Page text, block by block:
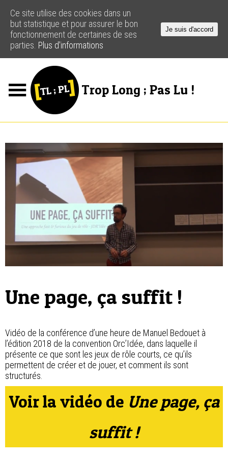
Trop Long ; Pas Lu !
Jeux
Podcasts
Actus
Créateurs
Ressources
Contact
Une page, ça suffit !
Vidéo de la conférence d’une heure de Manuel Bedouet à
l’édition 2018 de la convention Orc’Idée, dans laquelle il
présente ce que sont les jeux de rôle courts, ce qu’ils
permettent de créer et de jouer, et comment ils sont
structurés.
Voir la vidéo de Une page, ça
suffit !
Ce site utilise des cookies dans un
but statistique et pour assurer le bon
fonctionnement de certaines de ses
parties. Plus d'informations
Je suis d'accord